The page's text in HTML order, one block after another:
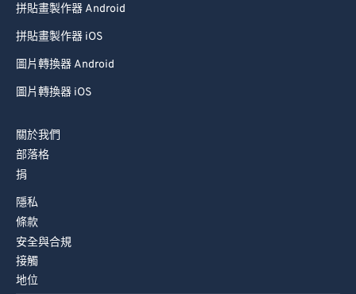
拼貼畫製作器 Android
拼貼畫製作器 iOS
圖片轉換器 Android
圖片轉換器 iOS
關於我們
部落格
捐
隱私
條款
安全與合規
接觸
地位